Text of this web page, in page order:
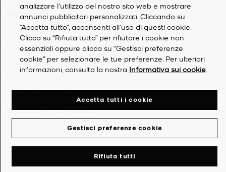
SOCIETÀ
2026Michael Kors
Informativa sulla privacy
Dichiarazione di accessibilità
analizzare l'utilizzo del nostro sito web e mostrare
annunci pubblicitari personalizzati. Cliccando su
“Accetta tutto”, acconsenti all'uso di questi cookie.
Clicca su “Rifiuta tutto” per rifiutare i cookie non
essenziali oppure clicca su “Gestisci preferenze
cookie” per selezionare le tue preferenze. Per ulteriori
informazioni, consulta la nostra Informativa sui cookie.
Gestisci preferenze cookie
Rifiuta tutti
Accetta tutti i cookie